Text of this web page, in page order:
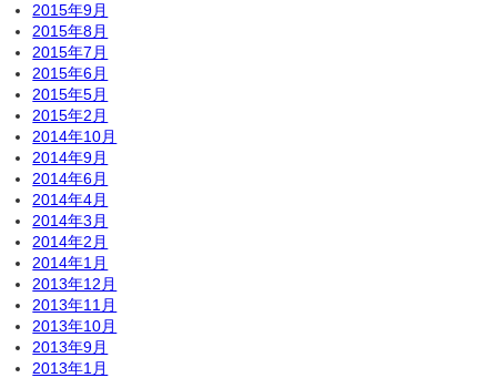
2015年9月
2015年8月
2015年7月
2015年6月
2015年5月
2015年2月
2014年10月
2014年9月
2014年6月
2014年4月
2014年3月
2014年2月
2014年1月
2013年12月
2013年11月
2013年10月
2013年9月
2013年1月